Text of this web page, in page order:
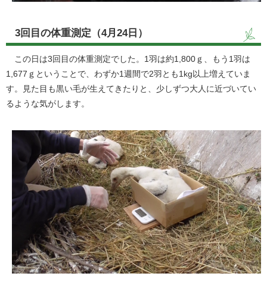
3回目の体重測定（4月24日）
この日は3回目の体重測定でした。1羽は約1,800ｇ、もう1羽は
1,677ｇということで、わずか1週間で2羽とも1kg以上増えていま
す。見た目も黒い毛が生えてきたりと、少しずつ大人に近づいてい
るような気がします。